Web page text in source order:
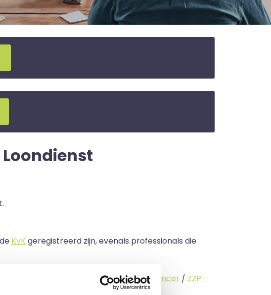
Loondienst
KvKgeregistreerd zijn, evenals professionals die
interimmer/freelancer / ZZP-